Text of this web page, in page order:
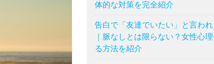
体的な対策を完全紹介
告白で「友達でいたい」と言わ
｜脈なしとは限らない？女性心
る方法を紹介